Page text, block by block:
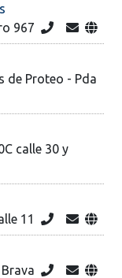
967
de Proteo - Pda
calle 30 y
11